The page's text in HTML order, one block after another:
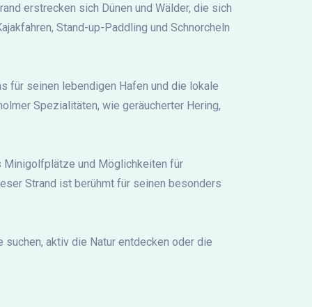
erstrecken sich Dünen und Wälder, die sich
Stand-up-Paddling und Schnorcheln
für seinen lebendigen Hafen und die lokale
Spezialitäten, wie geräucherter Hering,
Minigolfplätze und Möglichkeiten für
Strand ist berühmt für seinen besonders
suchen, aktiv die Natur entdecken oder die